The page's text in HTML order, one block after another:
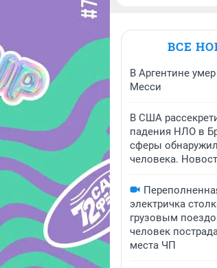
ВСЕ
В Аргентине
Месси
В США
падения НЛО в
сферы
человека.
электричка
грузовым
человек
места ЧП